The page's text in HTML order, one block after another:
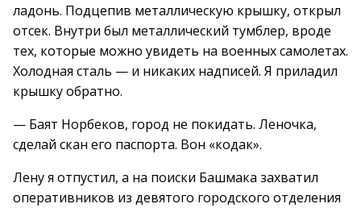
ладонь. Подцепив металлическую крышку, открыл
отсек. Внутри был металлический тумблер, вроде
тех, которые можно увидеть на военных самолетах.
Холодная сталь — и никаких надписей. Я приладил
крышку обратно.
— Баят Норбеков, город не покидать. Леночка,
сделай скан его паспорта. Вон «кодак».
Лену я отпустил, а на поиски Башмака захватил
оперативников из девятого городского отделения